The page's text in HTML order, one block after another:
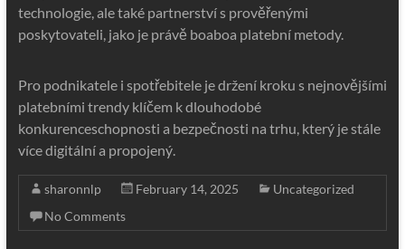
technologie, ale také partnerství s prověřenými
poskytovateli, jako je právě boaboa platební metody.
Pro podnikatele i spotřebitele je držení kroku s nejnovějšími
platebními trendy klíčem k dlouhodobé
konkurenceschopnosti a bezpečnosti na trhu, který je stále
více digitální a propojený.
sharonnlp February 14, 2025
Uncategorized
No Comments